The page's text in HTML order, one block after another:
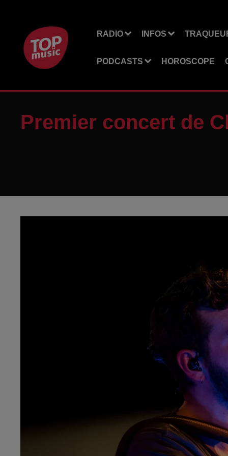
RADIO INFOS
PODCASTS HOROSCOPE
Premier concert de